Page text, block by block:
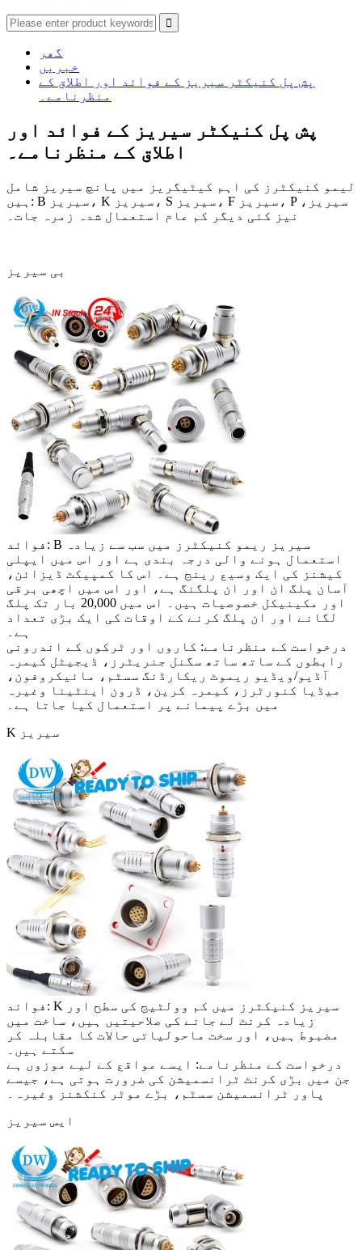
گھر
خبریں
پش پل کنیکٹر سیریز کے فوائد اور اطلاق کے
منظرنامے۔
پش پل کنیکٹر سیریز کے فوائد اور
اطلاق کے منظرنامے۔
لیمو کنیکٹرز کی اہم کیٹیگریز میں پانچ سیریز شامل
ہیں: B سیریز، K سیریز، S سیریز، F سیریز، P سیریز،
نیز کئی دیگر کم عام استعمال شدہ زمرہ جات۔
بی سیریز
فوائد: B سیریز ریمو کنیکٹرز میں سب سے زیادہ
استعمال ہونے والی درجہ بندی ہے اور اس میں ایپلی
کیشنز کی ایک وسیع رینج ہے۔ اس کا کمپیکٹ ڈیزائن،
آسان پلگ ان اور ان پلگنگ ہے، اور اس میں اچھی برقی
اور مکینیکل خصوصیات ہیں۔ اس میں 20,000 بار تک پلگ
لگانے اور ان پلگ کرنے کے اوقات کی ایک بڑی تعداد
ہے۔
درخواست کے منظرنامے: کاروں اور ٹرکوں کے اندرونی
رابطوں کے ساتھ ساتھ سگنل جنریٹرز، ڈیجیٹل کیمرہ
آڈیو/ویڈیو ریموٹ ریکارڈنگ سسٹم، مائیکروفون،
میڈیا کنورٹرز، کیمرہ کرین، ڈرون اینٹینا وغیرہ
میں بڑے پیمانے پر استعمال کیا جاتا ہے۔
K سیریز
فوائد: K سیریز کنیکٹرز میں کم وولٹیج کی سطح اور
زیادہ کرنٹ لے جانے کی صلاحیتیں ہیں، ساخت میں
مضبوط ہیں، اور سخت ماحولیاتی حالات کا مقابلہ کر
سکتے ہیں۔
درخواست کے منظرنامے: ایسے مواقع کے لیے موزوں ہے
جن میں بڑی کرنٹ ٹرانسمیشن کی ضرورت ہوتی ہے، جیسے
پاور ٹرانسمیشن سسٹم، بڑے موٹر کنکشنز وغیرہ۔
ایس سیریز